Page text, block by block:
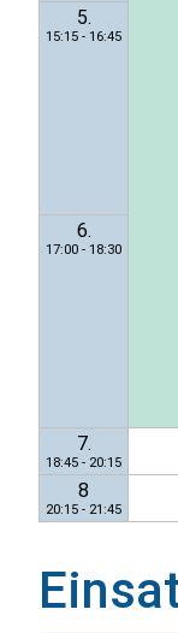
5.
15:15 - 16:45
6.
17:00 - 18:30
7.
18:45 - 20:15
8
20:15 - 21:45